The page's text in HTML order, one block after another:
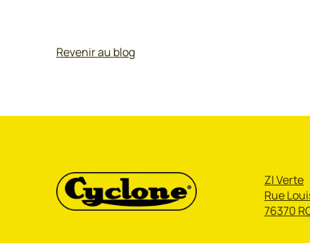
Revenir au blog
ZI Verte
Rue
76370